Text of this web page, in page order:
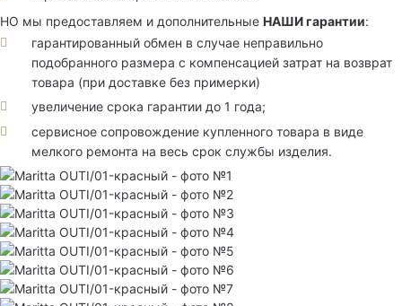
НО мы предоставляем и дополнительные НАШИ гарантии:
гарантированный обмен в случае неправильно
подобранного размера с компенсацией затрат на возврат
товара (при доставке без примерки)
увеличение срока гарантии до 1 года;
сервисное сопровождение купленного товара в виде
мелкого ремонта на весь срок службы изделия.